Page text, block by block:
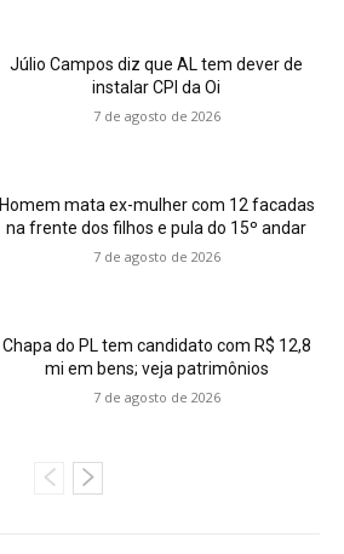
Júlio Campos diz que AL tem dever de
instalar CPI da Oi
7 de agosto de 2026
Homem mata ex-mulher com 12 facadas
na frente dos filhos e pula do 15º andar
7 de agosto de 2026
Chapa do PL tem candidato com R$ 12,8
mi em bens; veja patrimônios
7 de agosto de 2026